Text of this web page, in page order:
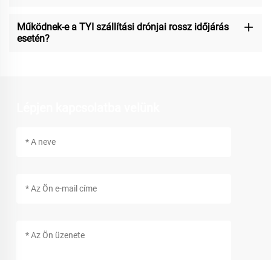
Működnek-e a TYI szállítási drónjai rossz időjárás
esetén?